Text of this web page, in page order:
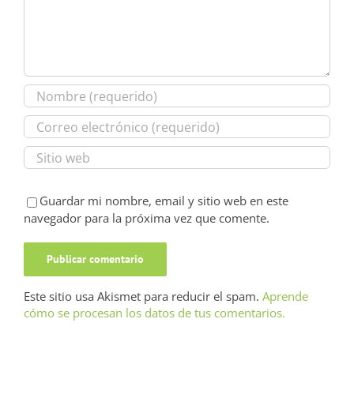
Guardar mi nombre, email y sitio web en este
navegador para la próxima vez que comente.
Este sitio usa Akismet para reducir el spam. Aprende
cómo se procesan los datos de tus comentarios.